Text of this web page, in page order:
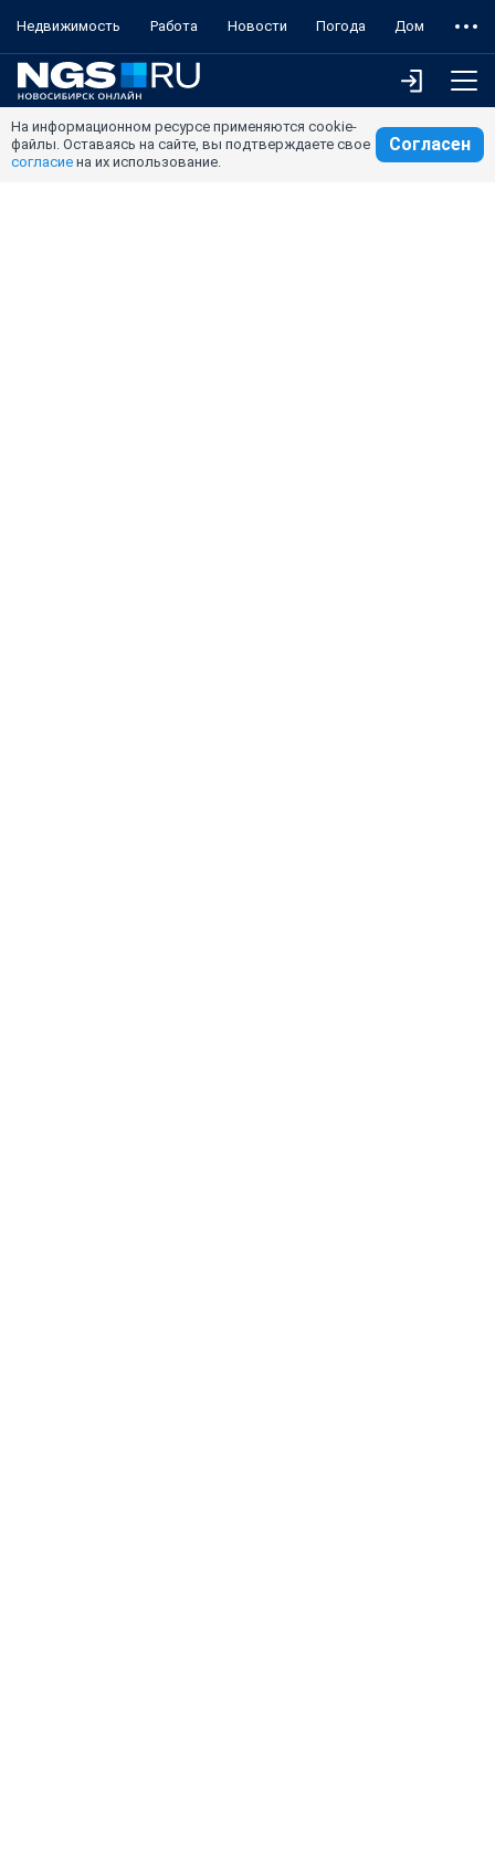
Недвижимость Работа Новости Погода Дом
На информационном ресурсе применяются cookie-
файлы. Оставаясь на сайте, вы подтверждаете свое
согласие на их использование.
Согласен